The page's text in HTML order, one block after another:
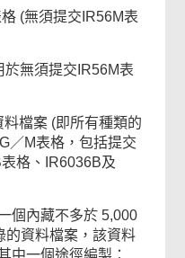
(無須提交IR56M表
無須提交IR56M表
檔案 (即所有種類的
／M表格，包括提交
格、IR6036B及
個內藏不多於 5,000
的資料檔案，該資料
中一個途徑編製：